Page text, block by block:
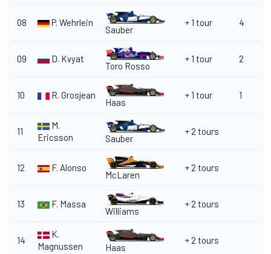
08 P. Wehrlein
Sauber
+ 1 tour 4
09 D. Kvyat
Toro Rosso
+ 1 tour 2
10 R. Grosjean
Haas
+ 1 tour 1
11
M.
Ericsson
Sauber
+ 2 tours
12 F. Alonso
McLaren
+ 2 tours
13 F. Massa
Williams
+ 2 tours
14
K.
Magnussen
Haas
+ 2 tours